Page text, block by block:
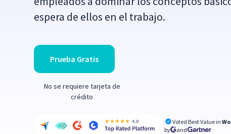
espera de ellos en el trabajo.
Prueba Gratis
No se requiere tarjeta de
crédito
Voted Best Value in
by
and